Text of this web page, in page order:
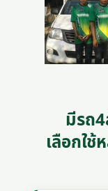
มีรถ
เลือกใช้